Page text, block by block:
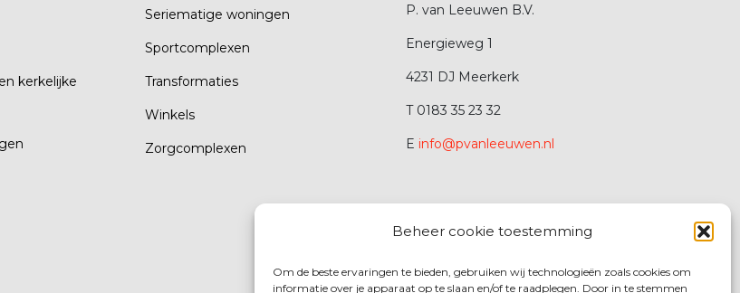
Beheer cookie toestemming
Om de beste ervaringen te bieden, gebruiken wij technologieën zoals cookies om
informatie over je apparaat op te slaan en/of te raadplegen. Door in te stemmen
kerkelijke
Seriematige woningen
Sportcomplexen
Transformaties
Winkels
Zorgcomplexen
P. van Leeuwen B.V.
Energieweg 1
4231 DJ Meerkerk
T 0183 35 23 32
E info@pvanleeuwen.nl